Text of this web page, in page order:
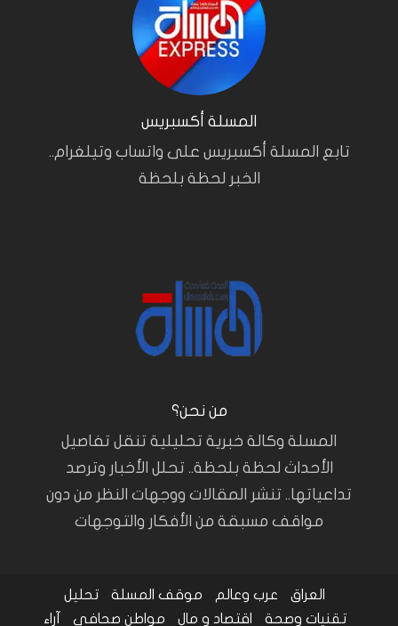
المسلة أكسبريس
تابع المسلة أكسبريس على واتساب وتيلغرام..
الخبر لحظة بلحظة
من نحن؟
المسلة وكالة خبرية تحليلية تنقل تفاصيل
الأحداث لحظة بلحظة.. تحلل الأخبار وترصد
تداعياتها.. تنشر المقالات ووجهات النظر من دون
مواقف مسبقة من الأفكار والتوجهات
العراق عرب وعالم موقف المسلة
تحليل
تقنيات وصحة
اقتصاد و مال مواطن صحافي آراء